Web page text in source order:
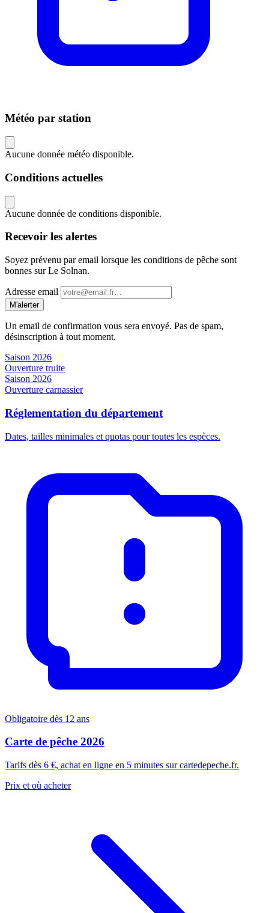
Météo par station
Aucune donnée météo disponible.
Conditions actuelles
Aucune donnée de conditions disponible.
Recevoir les alertes
Soyez prévenu par email lorsque les conditions de pêche sont
bonnes sur Le Solnan.
Adresse email
M'alerter
Un email de confirmation vous sera envoyé. Pas de spam,
désinscription à tout moment.
Saison 2026
Ouverture truite
Saison 2026
Ouverture carnassier
Réglementation du département
Dates, tailles minimales et quotas pour toutes les espèces.
Obligatoire dès 12 ans
Carte de pêche 2026
Tarifs dès 6 €, achat en ligne en 5 minutes sur cartedepeche.fr.
Prix et où acheter